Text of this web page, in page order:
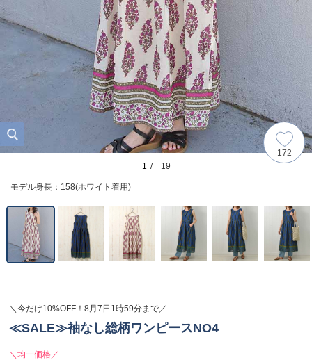
モデル身長：158(ホワイト着用)
1 / 19
172
＼今だけ10%OFF！8月7日1時59分まで／
≪SALE≫袖なし総柄ワンピースNO4
＼均一価格／